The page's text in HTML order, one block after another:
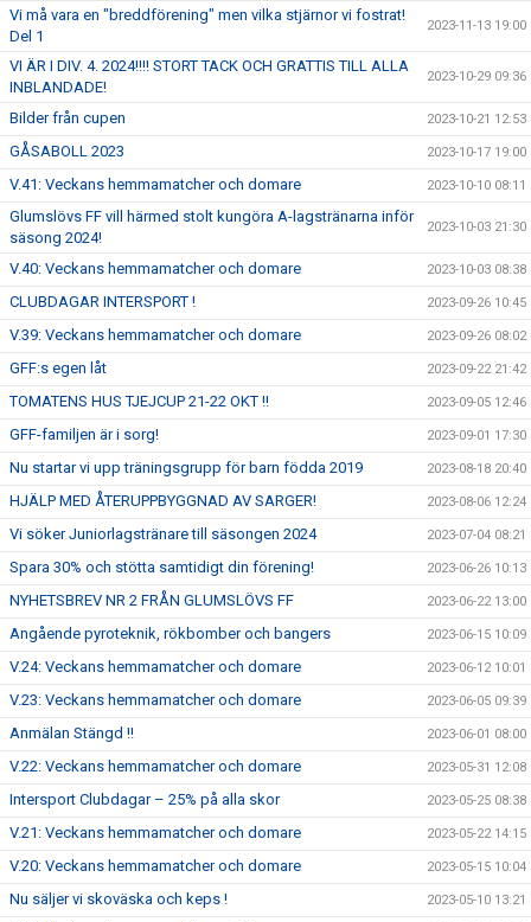
Vi må vara en "breddförening" men vilka stjärnor vi fostrat!
Del 1
2023-11-13 19:00
VI ÄR I DIV. 4. 2024!!!! STORT TACK OCH GRATTIS TILL ALLA
INBLANDADE!
2023-10-29 09:36
Bilder från cupen 2023-10-21 12:53
GÅSABOLL 2023 2023-10-17 19:00
V.41: Veckans hemmamatcher och domare 2023-10-10 08:11
Glumslövs FF vill härmed stolt kungöra A-lagstränarna inför
säsong 2024!
2023-10-03 21:30
V.40: Veckans hemmamatcher och domare 2023-10-03 08:38
CLUBDAGAR INTERSPORT ! 2023-09-26 10:45
V.39: Veckans hemmamatcher och domare 2023-09-26 08:02
GFF:s egen låt 2023-09-22 21:42
TOMATENS HUS TJEJCUP 21-22 OKT !! 2023-09-05 12:46
GFF-familjen är i sorg! 2023-09-01 17:30
Nu startar vi upp träningsgrupp för barn födda 2019 2023-08-18 20:40
HJÄLP MED ÅTERUPPBYGGNAD AV SARGER! 2023-08-06 12:24
Vi söker Juniorlagstränare till säsongen 2024 2023-07-04 08:21
Spara 30% och stötta samtidigt din förening! 2023-06-26 10:13
NYHETSBREV NR 2 FRÅN GLUMSLÖVS FF 2023-06-22 13:00
Angående pyroteknik, rökbomber och bangers 2023-06-15 10:09
V.24: Veckans hemmamatcher och domare 2023-06-12 10:01
V.23: Veckans hemmamatcher och domare 2023-06-05 09:39
Anmälan Stängd !! 2023-06-01 08:00
V.22: Veckans hemmamatcher och domare 2023-05-31 12:08
Intersport Clubdagar – 25% på alla skor 2023-05-25 08:38
V.21: Veckans hemmamatcher och domare 2023-05-22 14:15
V.20: Veckans hemmamatcher och domare 2023-05-15 10:04
Nu säljer vi skoväska och keps ! 2023-05-10 13:21